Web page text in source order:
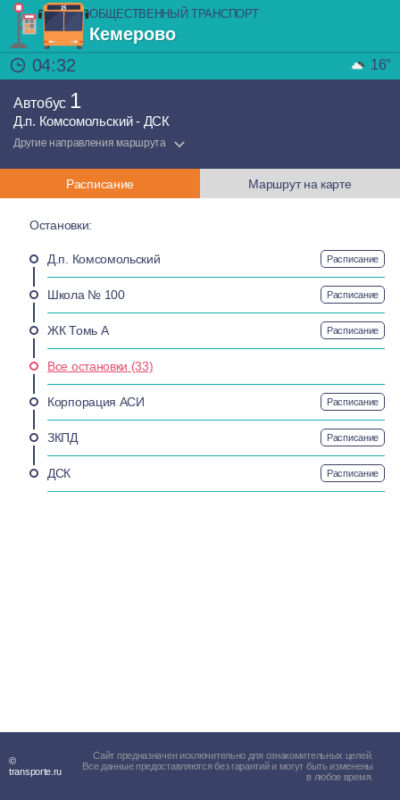
ОБЩЕСТВЕННЫЙ ТРАНСПОРТ
Кемерово
04:32
16°
Автобус 1
Д.п. Комсомольский - ДСК
Другие направления маршрута
Расписание Маршрут на карте
Остановки:
Д.п. Комсомольский Расписание
Школа № 100 Расписание
ЖК Томь А Расписание
Все остановки (33)
Корпорация АСИ Расписание
ЗКПД Расписание
ДСК Расписание
©
transporte.ru
Сайт предназначен исключительно для ознакомительных целей.
Все данные предоставляются без гарантий и могут быть изменены
в любое время.